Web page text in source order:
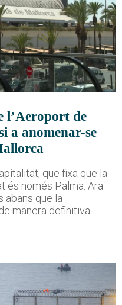
l’Aeroport de
a anomenar-se
que fixa que la
és només Palma. Ara
abans que la
manera definitiva.